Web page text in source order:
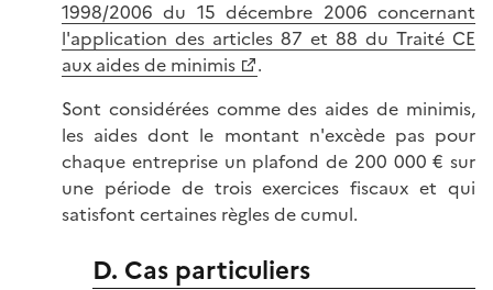
1998/2006 du 15 décembre 2006 concernant
l'application des articles 87 et 88 du Traité CE
aux aides de minimis
.
Sont considérées comme des aides de minimis,
les aides dont le montant n'excède pas pour
chaque entreprise un plafond de 200 000 € sur
une période de trois exercices fiscaux et qui
satisfont certaines règles de cumul.
D. Cas particuliers